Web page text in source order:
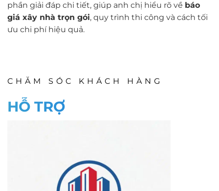
phần giải đáp chi tiết, giúp anh chị hiểu rõ về báo
giá xây nhà trọn gói, quy trình thi công và cách tối
ưu chi phí hiệu quả.
CHĂM SÓC KHÁCH HÀNG
HỖ TRỢ